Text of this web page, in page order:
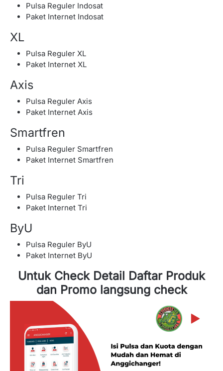
Pulsa Reguler Indosat
Paket Internet Indosat
XL
Pulsa Reguler XL
Paket Internet XL
Axis
Pulsa Reguler Axis
Paket Internet Axis
Smartfren
Pulsa Reguler Smartfren
Paket Internet Smartfren
Tri
Pulsa Reguler Tri
Paket Internet Tri
ByU
Pulsa Reguler ByU
Paket Internet ByU
Untuk Check Detail Daftar Produk
dan Promo langsung check